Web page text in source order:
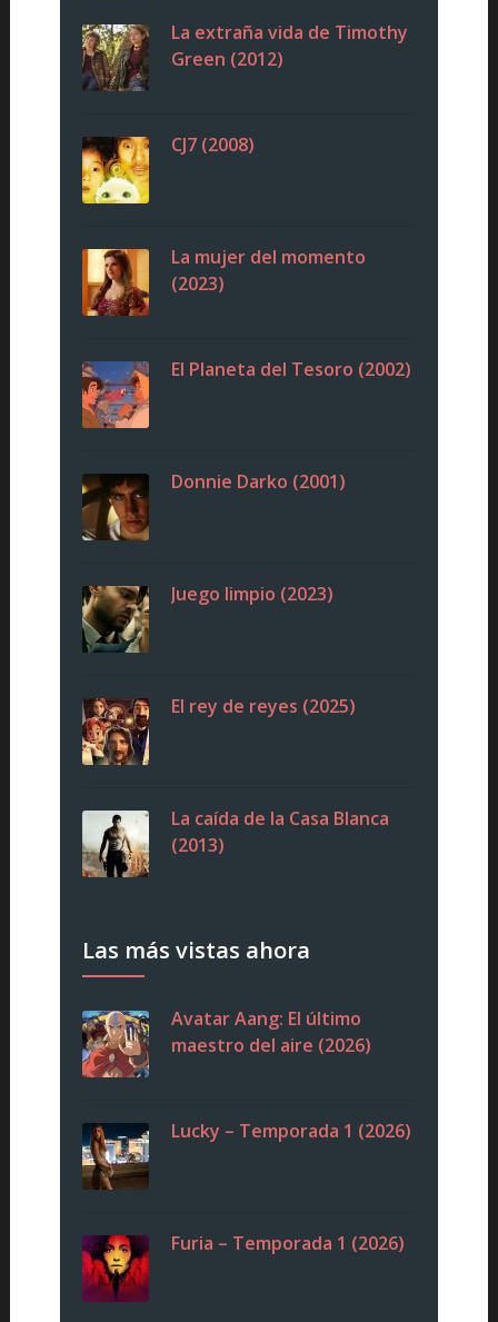
La extraña vida de Timothy
Green (2012)
CJ7 (2008)
La mujer del momento
(2023)
El Planeta del Tesoro (2002)
Donnie Darko (2001)
Juego limpio (2023)
El rey de reyes (2025)
La caída de la Casa Blanca
(2013)
Las más vistas ahora
Avatar Aang: El último
maestro del aire (2026)
Lucky – Temporada 1 (2026)
Furia – Temporada 1 (2026)